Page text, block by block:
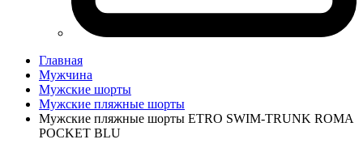
Главная
Мужчина
Мужские шорты
Мужские пляжные шорты
Мужские пляжные шорты ETRO SWIM-TRUNK ROMA
POCKET BLU